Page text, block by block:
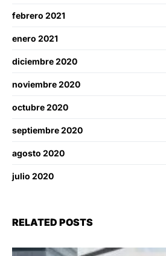
febrero 2021
enero 2021
diciembre 2020
noviembre 2020
octubre 2020
septiembre 2020
agosto 2020
julio 2020
RELATED POSTS